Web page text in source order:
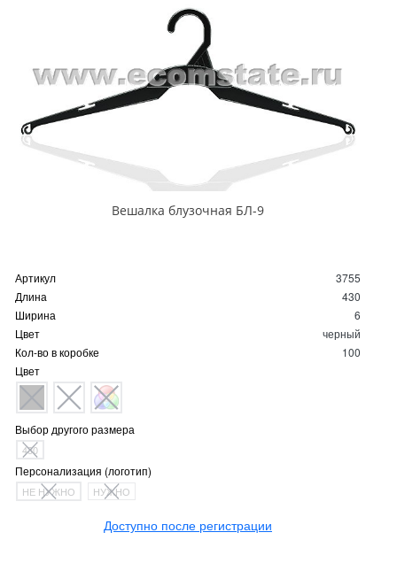
Вешалка блузочная БЛ-9
Артикул
3755
Длина
430
Ширина
6
Цвет
черный
Кол-во в коробке
100
Цвет
Выбор другого размера
430
Персонализация (логотип)
НЕ НУЖНО НУЖНО
Доступно после регистрации